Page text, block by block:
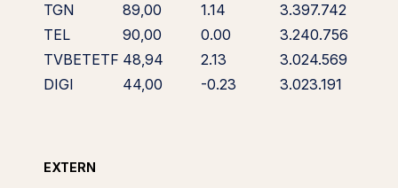
TGN
89,00 1.14
3.397.742
TEL
90,00 0.00
3.240.756
TVBETETF 48,94 2.13
3.024.569
DIGI
44,00 -0.23 3.023.191
EXTERN